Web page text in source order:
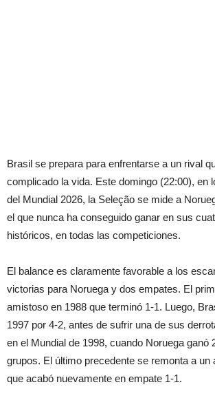
Brasil se prepara para enfrentarse a un rival
complicado la vida. Este domingo (22:00), en
del Mundial 2026, la Seleção se mide a
el que nunca ha conseguido ganar en sus
históricos, en todas las competiciones.
El balance es claramente favorable a los
victorias para Noruega y dos empates. El
amistoso en 1988 que terminó 1-1. Luego,
1997 por 4-2, antes de sufrir una de sus
en el Mundial de 1998, cuando Noruega ganó
grupos. El último precedente se remonta a un
que acabó nuevamente en empate 1-1.